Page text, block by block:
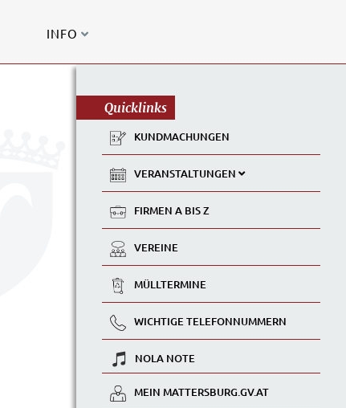
INFO
Quicklinks
KUNDMACHUNGEN
VERANSTALTUNGEN
FIRMEN A BIS Z
VEREINE
MÜLLTERMINE
WICHTIGE TELEFONNUMMERN
NOLA NOTE
MEIN MATTERSBURG.GV.AT